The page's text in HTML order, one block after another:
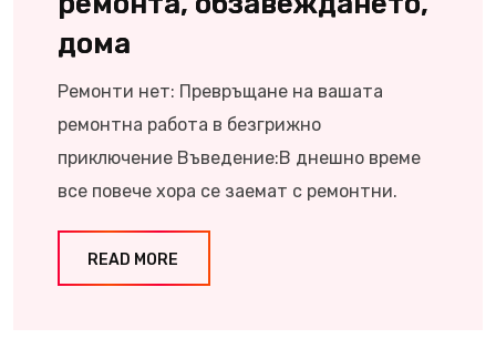
дома
Ремонти нет: Превръщане на вашата
ремонтна работа в безгрижно
приключение Въведение:В днешно време
все повече хора се заемат с ремонтни.
READ MORE